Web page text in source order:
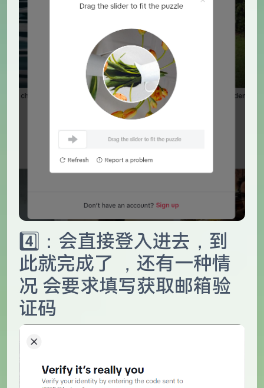
4️⃣：会直接登入进去，到
此就完成了 ，还有一种情
况 会要求填写获取邮箱验
证码